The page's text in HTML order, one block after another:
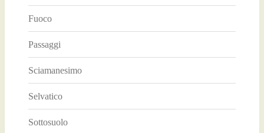
Fuoco
Passaggi
Sciamanesimo
Selvatico
Sottosuolo